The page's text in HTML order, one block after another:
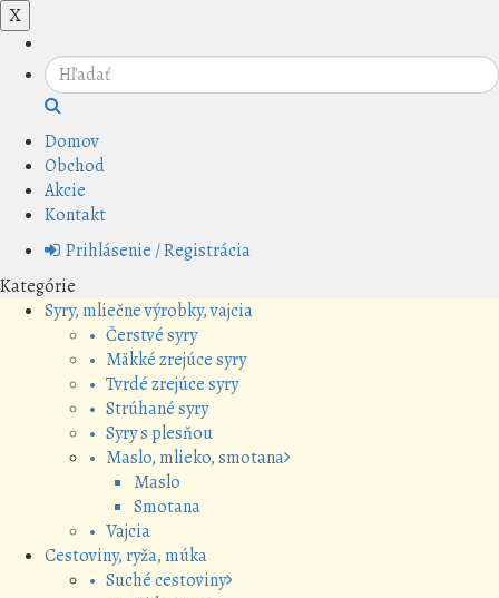
X
Domov
Obchod
Akcie
Kontakt
Prihlásenie / Registrácia
Kategórie
Syry, mliečne výrobky, vajcia
• Čerstvé syry
• Mäkké zrejúce syry
• Tvrdé zrejúce syry
• Strúhané syry
• Syry s plesňou
• Maslo, mlieko, smotana
Maslo
Smotana
• Vajcia
Cestoviny, ryža, múka
• Suché cestoviny